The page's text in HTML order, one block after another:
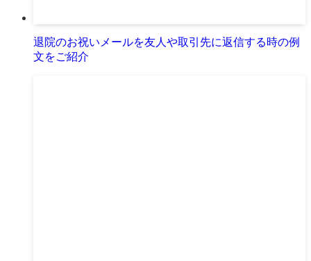
退院のお祝いメールを友人や取引先に返信する時の例
文をご紹介